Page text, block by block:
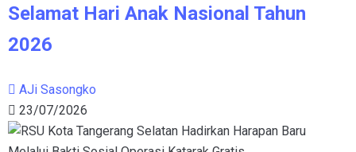
Selamat Hari Anak Nasional Tahun
2026
AJi Sasongko
23/07/2026